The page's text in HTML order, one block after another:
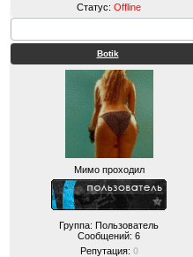
Статус: Offline
Botik
Мимо проходил
Группа: Пользователь
Сообщений: 6
Репутация: 0